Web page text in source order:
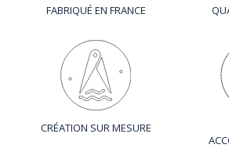
FABRIQUÉ EN FRANCE
CRÉATION SUR MESURE